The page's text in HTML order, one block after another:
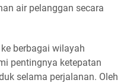
air pelanggan secara
berbagai wilayah
pentingnya ketepatan
selama perjalanan. Oleh